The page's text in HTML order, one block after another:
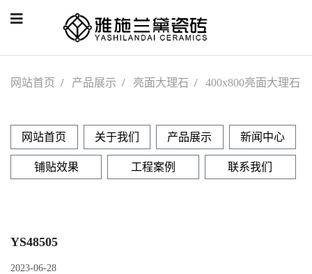
网站首页 产品展示 亮面大理石 400x800亮面大理石
网站首页 关于我们 产品展示 新闻中心
铺贴效果 工程案例 联系我们
YS48505
2023-06-28